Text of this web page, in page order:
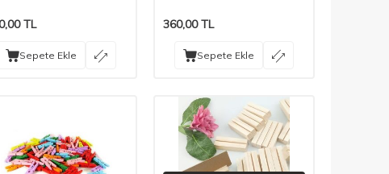
TL
Sepete Ekle
360,00TL
Sepete Ekle